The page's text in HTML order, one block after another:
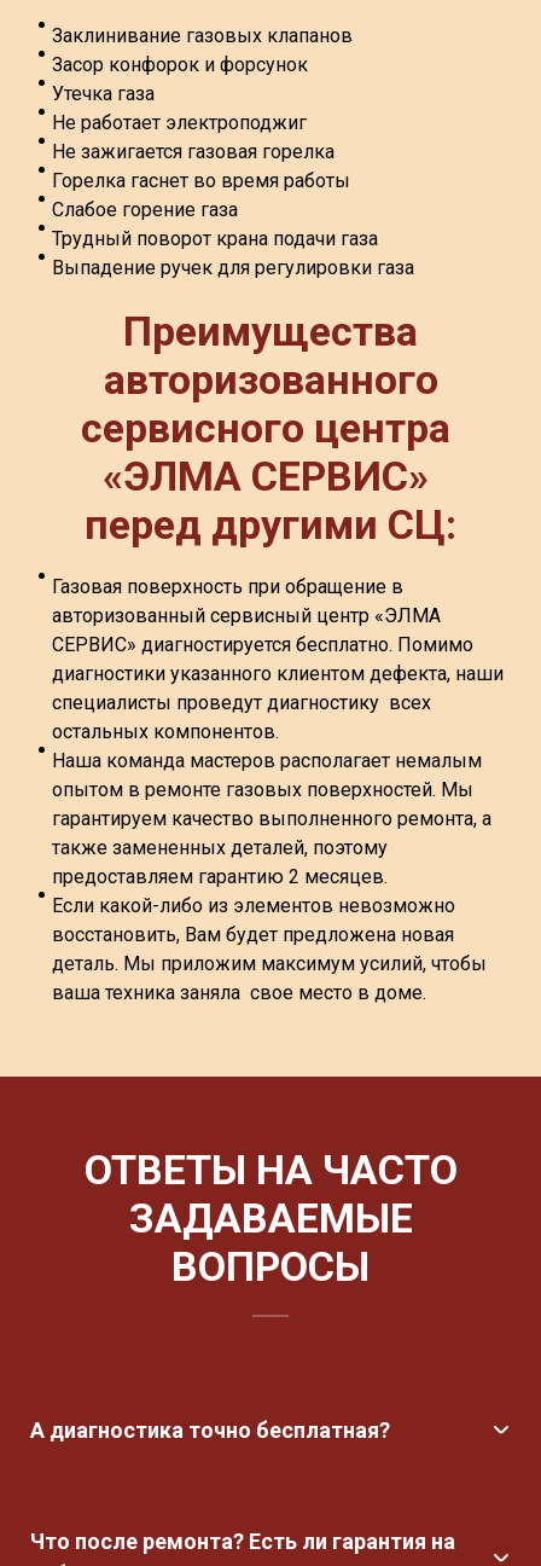
Заклинивание газовых клапанов
Засор конфорок и форсунок
Утечка газа
Не работает электроподжиг
Не зажигается газовая горелка
Горелка гаснет во время работы
Слабое горение газа
Трудный поворот крана подачи газа
Выпадение ручек для регулировки газа
Преимущества
авторизованного
сервисного центра
«ЭЛМА СЕРВИС»
перед другими СЦ:
Газовая поверхность при обращение в
авторизованный сервисный центр «ЭЛМА
СЕРВИС» диагностируется бесплатно. Помимо
диагностики указанного клиентом дефекта, наши
специалисты проведут диагностику всех
остальных компонентов.
Наша команда мастеров располагает немалым
опытом в ремонте газовых поверхностей. Мы
гарантируем качество выполненного ремонта, а
также замененных деталей, поэтому
предоставляем гарантию 2 месяцев.
Если какой-либо из элементов невозможно
восстановить, Вам будет предложена новая
деталь. Мы приложим максимум усилий, чтобы
ваша техника заняла свое место в доме.
ОТВЕТЫ НА ЧАСТО
ЗАДАВАЕМЫЕ
ВОПРОСЫ
А диагностика точно бесплатная?
ремонт.
Что после ремонта? Есть ли гарантия на